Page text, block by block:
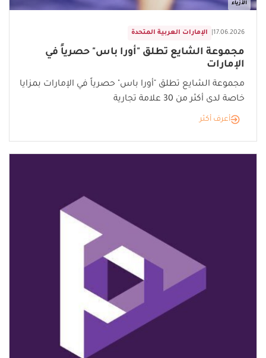
الأزياء
الإمارات العربية المتحدة 17.06.2026
مجموعة الشايع تطلق "أورا باس" حصرياً في
الإمارات
مجموعة الشايع تطلق "أورا باس" حصرياً في الإمارات بمزايا
خاصة لدى أكثر من 30 علامة تجارية
أعرف أكثر